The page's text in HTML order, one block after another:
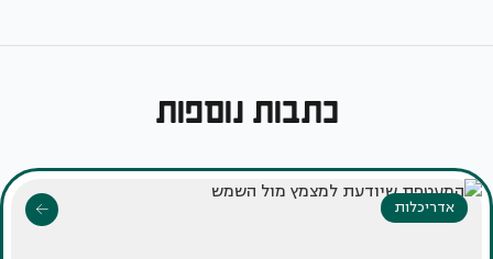
כתבות נוספות
אדריכלות